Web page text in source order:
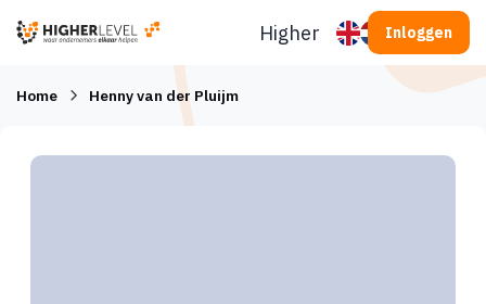
Higherlevel Inloggen
Home Henny van der Pluijm